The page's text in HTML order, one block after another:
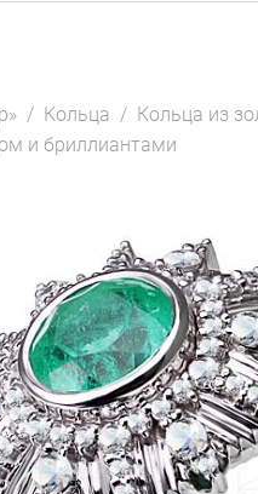
/ Кольца / Кольца из
и бриллиантами